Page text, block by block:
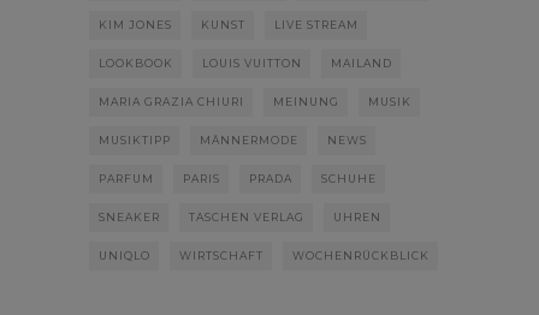
KIM JONES KUNST LIVE STREAM
LOOKBOOK LOUIS VUITTON MAILAND
MARIA GRAZIA CHIURI MEINUNG MUSIK
MUSIKTIPP MÄNNERMODE NEWS
PARFUM PARIS PRADA SCHUHE
SNEAKER TASCHEN VERLAG UHREN
UNIQLO WIRTSCHAFT WOCHENRÜCKBLICK